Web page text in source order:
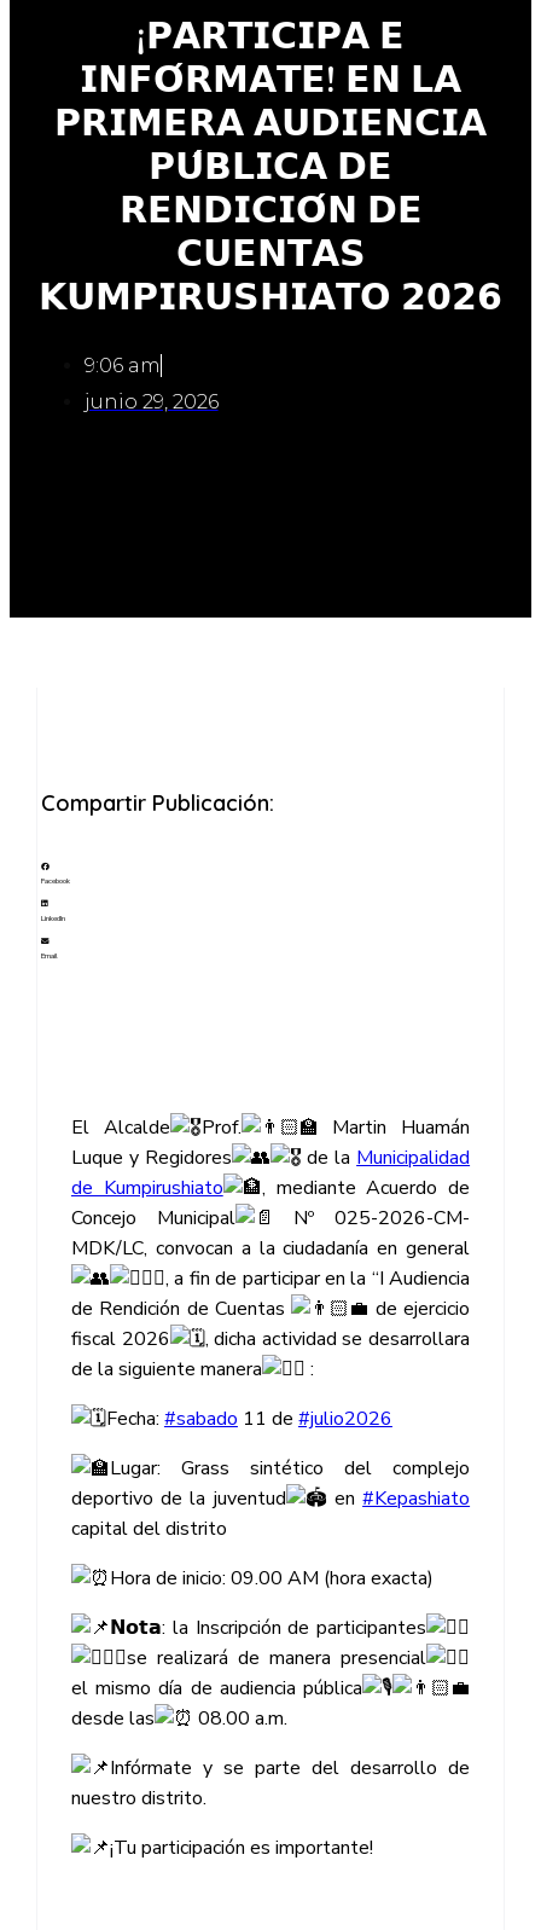
¡𝗣𝗔𝗥𝗧𝗜𝗖𝗜𝗣𝗔 𝗘
𝗜𝗡𝗙𝗢́𝗥𝗠𝗔𝗧𝗘! 𝗘𝗡 𝗟𝗔
𝗣𝗥𝗜𝗠𝗘𝗥𝗔 𝗔𝗨𝗗𝗜𝗘𝗡𝗖𝗜𝗔
𝗣𝗨́𝗕𝗟𝗜𝗖𝗔 𝗗𝗘
𝗥𝗘𝗡𝗗𝗜𝗖𝗜𝗢́𝗡 𝗗𝗘
𝗖𝗨𝗘𝗡𝗧𝗔𝗦
𝗞𝗨𝗠𝗣𝗜𝗥𝗨𝗦𝗛𝗜𝗔𝗧𝗢 𝟮𝟬𝟮𝟲
9:06 am
junio 29, 2026
Compartir Publicación:
Facebook
LinkedIn
Email
El Alcalde Prof.
Martin Huamán
Luque y Regidores
de la Municipalidad
de Kumpirushiato
, mediante Acuerdo de
Concejo Municipal
Nº 025-2026-CM-
MDK/LC, convocan a la ciudadanía en general
, a fin de participar en la “I Audiencia
de Rendición de Cuentas
de ejercicio
fiscal 2026
, dicha actividad se desarrollara
de la siguiente manera
:
Fecha: #sabado 11 de #julio2026
Lugar: Grass sintético del complejo
deportivo de la juventud
en#Kepashiato
capital del distrito
Hora de inicio: 09.00 AM (hora exacta)
𝗡𝗼𝘁𝗮: la Inscripción de participantes
se realizará de manera presencial
el mismo día de audiencia pública
desde las
08.00 a.m.
Infórmate y se parte del desarrollo de
nuestro distrito.
¡Tu participación es importante!